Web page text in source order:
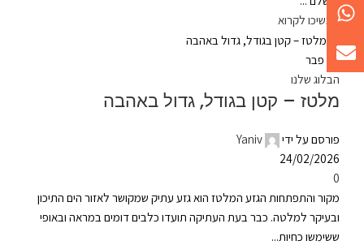
המשיכו לקרוא
24
פבר
הבלוג שלנו
מלטז – קטן בגודל, גדול באהבה
פורסם על ידי
Yaniv
24/02/2026
0
מקור והתפתחות הגזע המלטז הוא גזע עתיק שמקושר לאזור הים התיכון
ובעיקר למלטה. כבר בעת העתיקה תועדו כלבים דומים במראה ובאופי
ששימשו כחיות...